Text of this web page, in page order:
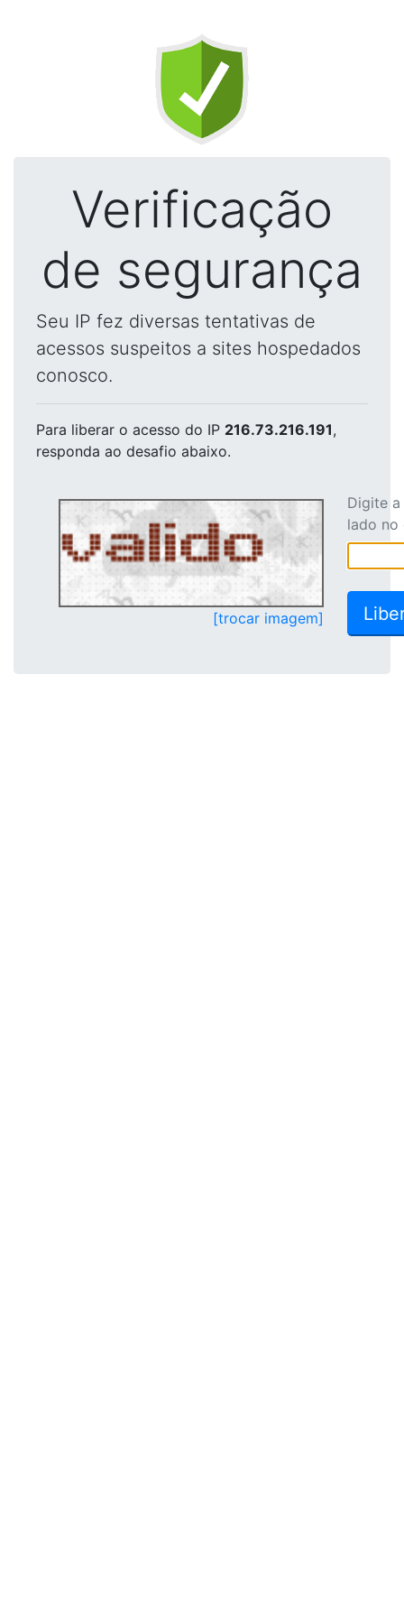
Verificação
de segurança
Seu IP fez diversas tentativas de
acessos suspeitos a sites hospedados
conosco.
Para liberar o acesso do IP 216.73.216.191,
responda ao desafio abaixo.
[trocar imagem]
Digite
lado no